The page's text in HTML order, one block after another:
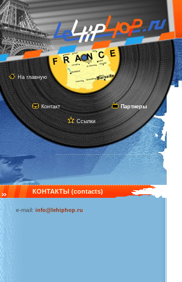
На главную
Контакт
Ссылки
Партнеры
КОНТАКТЫ (contacts)
e-mail: info@lehiphop.ru